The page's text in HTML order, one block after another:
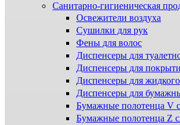
Санитарно-гигиеническая
Освежители воздуха
Сушилки для рук
Фены для волос
Диспенсеры для
Диспенсеры для
Диспенсеры для
Диспенсеры для
Бумажные полотенца V
Бумажные полотенца Z